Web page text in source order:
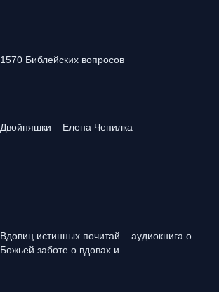
1570 Библейских вопросов
Двойняшки – Елена Чепилка
Вдовиц истинных почитай – аудиокнига о
Божьей заботе о вдовах и...